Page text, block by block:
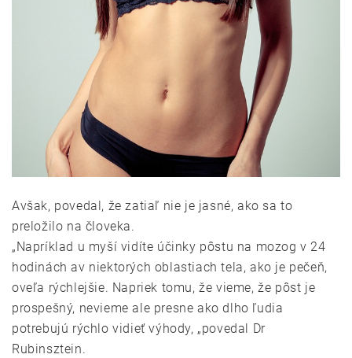
Avšak, povedal, že zatiaľ nie je jasné, ako sa to
preložilo na človeka.
„Napríklad u myší vidíte účinky pôstu na mozog v 24
hodinách av niektorých oblastiach tela, ako je pečeň,
oveľa rýchlejšie. Napriek tomu, že vieme, že pôst je
prospešný, nevieme ale presne ako dlho ľudia
potrebujú rýchlo vidieť výhody, „povedal Dr
Rubinsztein.